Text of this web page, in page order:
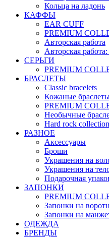
Кольца на ладонь
КАФФЫ
EAR CUFF
PREMIUM
Авторская работа
Авторская
СЕРЬГИ
PREMIUM
БРАСЛЕТЫ
Classic bracelets
Кожаные
PREMIUM
Необычные
Hard rock collection
РАЗНОЕ
Аксессуары
Броши
Украшения на
Украшения на
Подарочная
ЗАПОНКИ
PREMIUM
Запонки на
Запонки на
ОДЕЖДА
БРЕНДЫ